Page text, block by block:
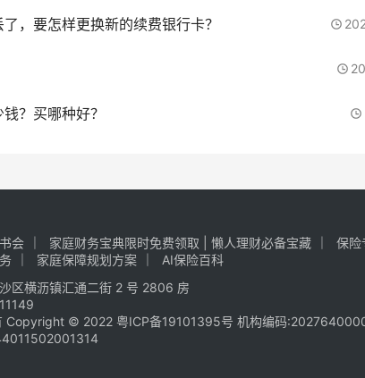
，要怎样更换新的续费银行卡？
？买哪种好？
会 家庭财务宝典限时免费领取 | 懒人理财必备宝藏 保险
家庭保障规划方案
AI保险百科
区横沥镇汇通二街 2 号 2806 房
Copyright © 2022 粤ICP备19101395号 机构编码